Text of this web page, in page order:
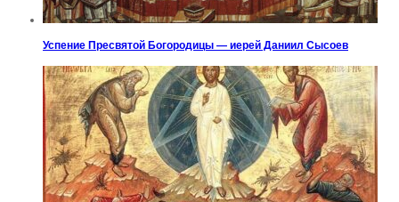
Успение Пресвятой Богородицы — иерей Даниил Сысоев